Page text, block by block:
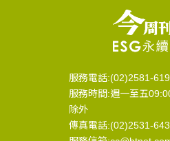
服務電話:(02)2581-
服務時間:週一至五
除外
傳真電話:(02)2531-